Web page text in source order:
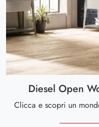
Diesel Open